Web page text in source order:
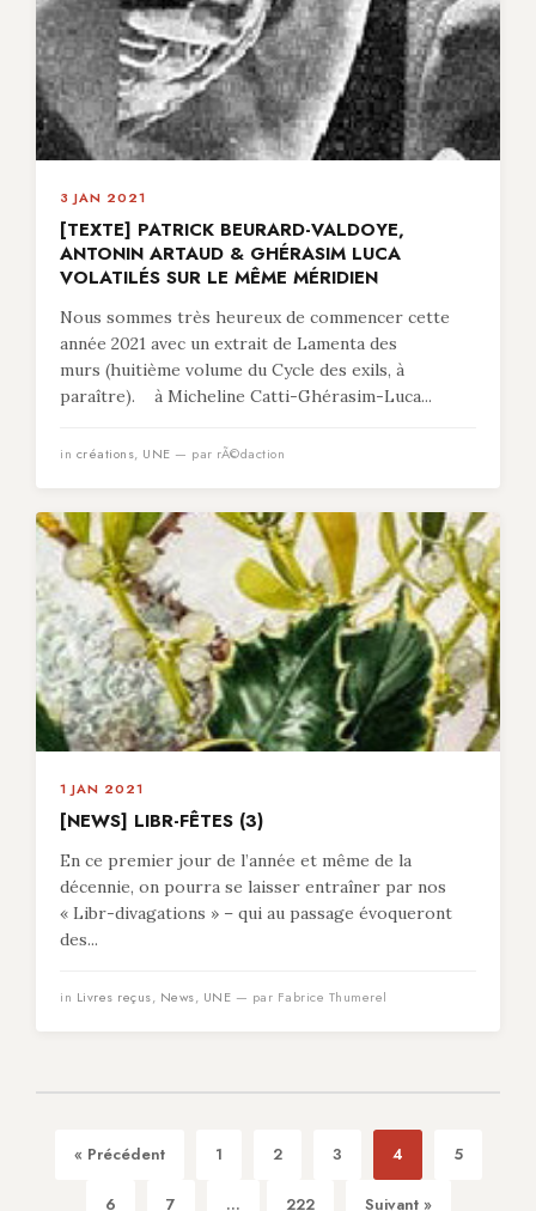
3 JAN 2021
[TEXTE] PATRICK BEURARD-VALDOYE,
ANTONIN ARTAUD & GHÉRASIM LUCA
VOLATILÉS SUR LE MÊME MÉRIDIEN
Nous sommes très heureux de commencer cette
année 2021 avec un extrait de Lamenta des
murs (huitième volume du Cycle des exils, à
paraître). à Micheline Catti-Ghérasim-Luca...
in créations, UNE — par rÃ©daction
1 JAN 2021
[NEWS] LIBR-FÊTES (3)
En ce premier jour de l’année et même de la
décennie, on pourra se laisser entraîner par nos
« Libr-divagations » – qui au passage évoqueront
des...
in Livres reçus, News, UNE — par Fabrice Thumerel
« Précédent 1 2 3 4 5
6 7 ... 222 Suivant »